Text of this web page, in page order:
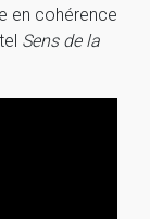
en cohérence
Sens de la